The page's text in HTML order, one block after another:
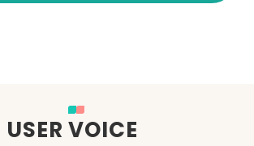
USER VOICE